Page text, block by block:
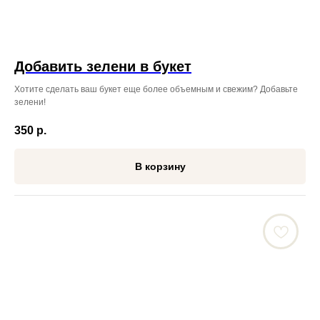
Добавить зелени в букет
Хотите сделать ваш букет еще более объемным и свежим? Добавьте
зелени!
350 р.
В корзину